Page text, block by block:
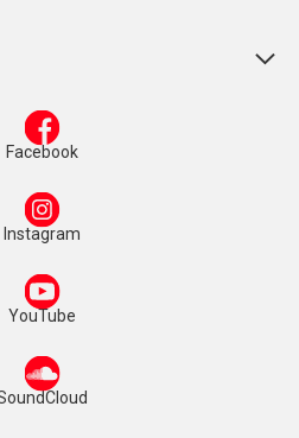
Facebook
Instagram
YouTube